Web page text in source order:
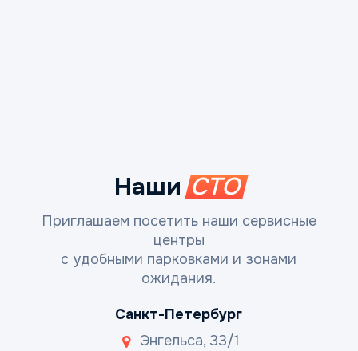
Наши СТО
Приглашаем посетить наши сервисные
центры
с удобными парковками и зонами
ожидания.
Санкт-Петербург
Энгельса, 33/1